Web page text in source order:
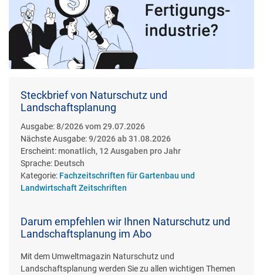
Steckbrief von Naturschutz und
Landschaftsplanung
Ausgabe:8/2026 vom 29.07.2026
Nächste Ausgabe:9/2026 ab 31.08.2026
Erscheint: monatlich, 12 Ausgaben pro Jahr
Sprache: Deutsch
Kategorie: Fachzeitschriften für Gartenbau und
Landwirtschaft Zeitschriften
Darum empfehlen wir Ihnen Naturschutz und
Landschaftsplanung im Abo
Mit dem Umweltmagazin Naturschutz und
Landschaftsplanung werden Sie zu allen wichtigen Themen